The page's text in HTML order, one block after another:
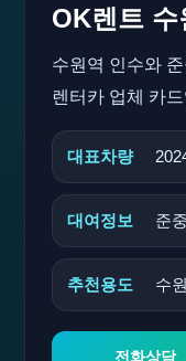
OK렌트 수
수원역 인수와
렌터카 업체 카
대표차량
대여정보 준
추천용도 수
전화상담